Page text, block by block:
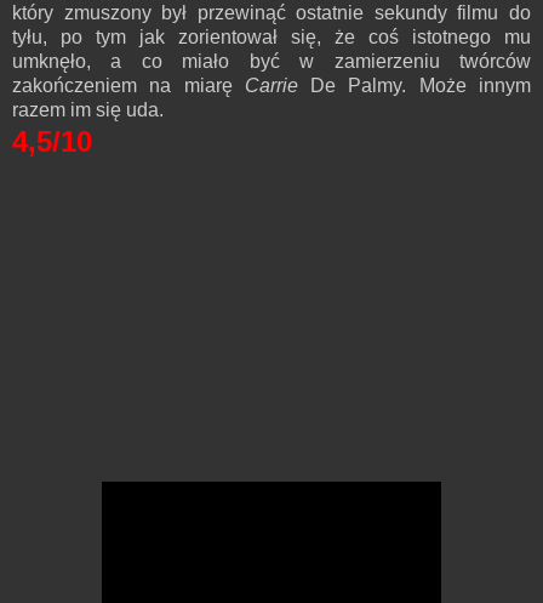
który zmuszony był przewinąć ostatnie sekundy filmu do
tyłu, po tym jak zorientował się, że coś istotnego mu
umknęło, a co miało być w zamierzeniu twórców
zakończeniem na miarę CarrieDe Palmy. Może innym
razem im się uda.
4,5/10